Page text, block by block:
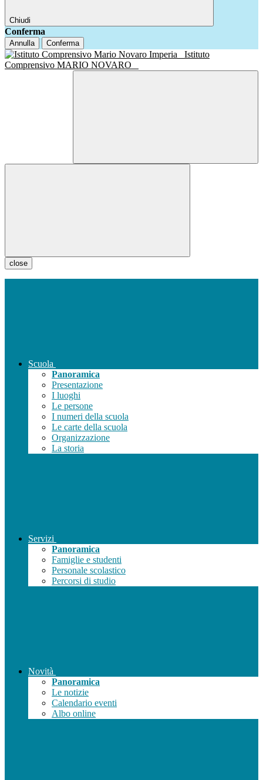
Chiudi
Conferma
Annulla Conferma
Istituto
Comprensivo MARIO NOVARO
close
Scuola
Panoramica
Presentazione
I luoghi
Le persone
I numeri della scuola
Le carte della scuola
Organizzazione
La storia
Servizi
Panoramica
Famiglie e studenti
Personale scolastico
Percorsi di studio
Novità
Panoramica
Le notizie
Calendario eventi
Albo online